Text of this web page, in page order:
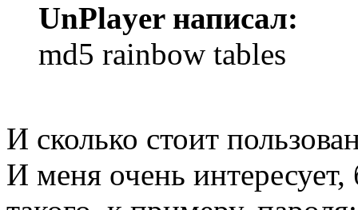
UnPlayer написал:
md5 rainbow tables
И сколько стоит
И меня очень